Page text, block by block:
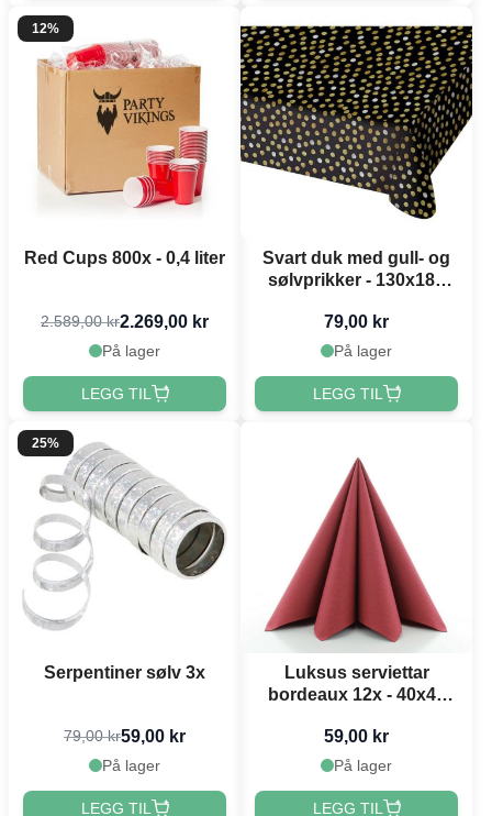
12%
Red Cups 800x - 0,4 liter
2.589,00 kr2.269,00 kr
På lager
LEGG TIL
Svart duk med gull- og
sølvprikker - 130x180
79,00 kr
På lager
LEGG TIL
25%
Serpentiner sølv 3x
79,00 kr59,00 kr
På lager
LEGG TIL
Luksus serviettar
bordeaux 12x - 40x40
59,00 kr
På lager
LEGG TIL